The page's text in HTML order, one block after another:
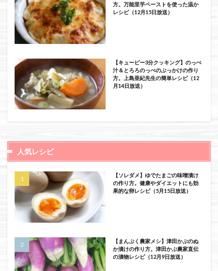
方。万能里芋ペーストを使った温か
レシピ（12月15日放送）
【キューピー3分クッキング】のっぺ
汁＆とろろのっぺのぶっかけの作り
方。上島亜紀先生の簡単レシピ（12
月14日放送）
人気レシピ
【ソレダメ】ゆでたまごの味噌漬け
の作り方。健康やダイエットにも効
果的な卵レシピ（5月15日放送）
【まんぷく農家メシ】津田かぶのぬ
か漬けの作り方。津田かぶ農家直伝
の漬物レシピ（12月9日放送）